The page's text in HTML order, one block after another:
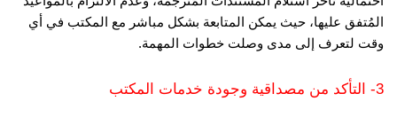
المُتفق عليها، حيث يمكن المتابعة بشكل مباشر مع المكتب في أي
وقت لتعرف إلى مدى وصلت خطوات المهمة.
3- التأكد من مصداقية وجودة خدمات المكتب